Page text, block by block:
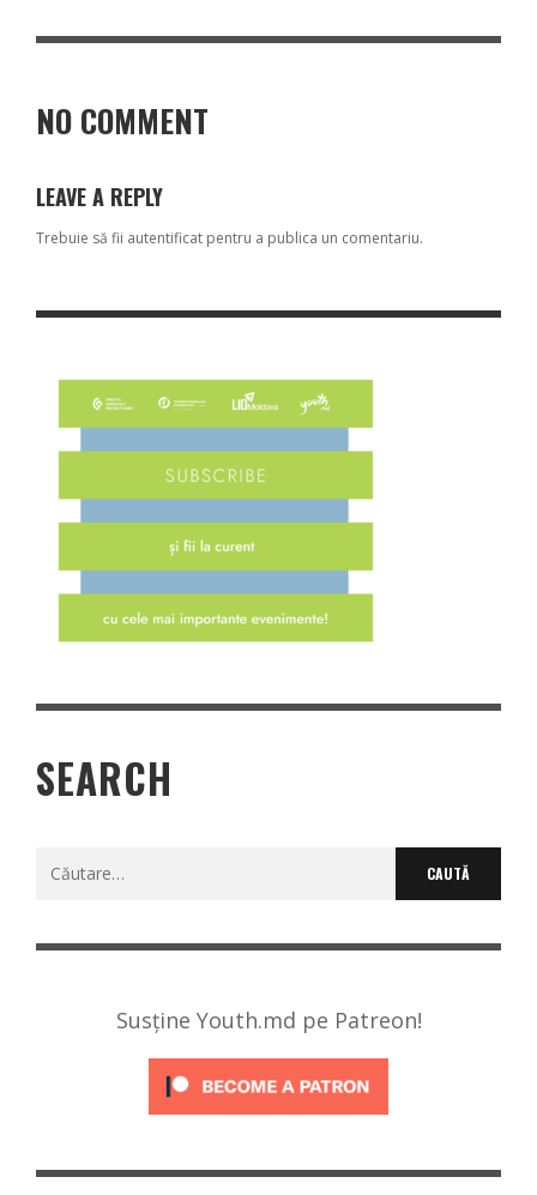
NO COMMENT
LEAVE A REPLY
Trebuie să fii autentificat pentru a publica un comentariu.
SEARCH
Caută
Susține Youth.md pe Patreon!